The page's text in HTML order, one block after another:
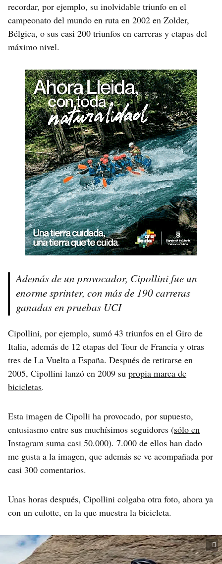
recordar, por ejemplo, su inolvidable triunfo en el
campeonato del mundo en ruta en 2002 en Zolder,
Bélgica, o sus casi 200 triunfos en carreras y etapas del
máximo nivel.
Además de un provocador, Cipollini fue un
enorme sprinter, con más de 190 carreras
ganadas en pruebas UCI
Cipollini, por ejemplo, sumó 43 triunfos en el Giro de
Italia, además de 12 etapas del Tour de Francia y otras
tres de La Vuelta a España. Después de retirarse en
2005, Cipollini lanzó en 2009 su propia marca de
bicicletas.
Esta imagen de Cipolli ha provocado, por supuesto,
entusiasmo entre sus muchísimos seguidores (sólo en
Instagram suma casi 50.000). 7.000 de ellos han dado
me gusta a la imagen, que además se ve acompañada por
casi 300 comentarios.
Unas horas después, Cipollini colgaba otra foto, ahora ya
con un culotte, en la que muestra la bicicleta.